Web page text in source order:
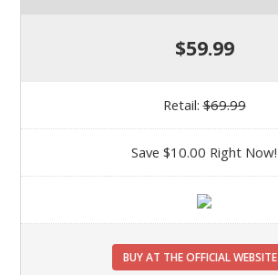
$59.99
Retail:$69.99
Save $10.00 Right Now!
BUY AT THE OFFICIAL WEBSITE